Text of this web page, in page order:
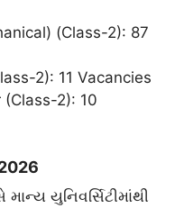
(Class-2): 87
2): 11 Vacancies
2): 10
યુનિવર્સિટીમાંથી